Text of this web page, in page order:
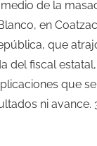
de la
en
que
del fiscal
que
ni avance.